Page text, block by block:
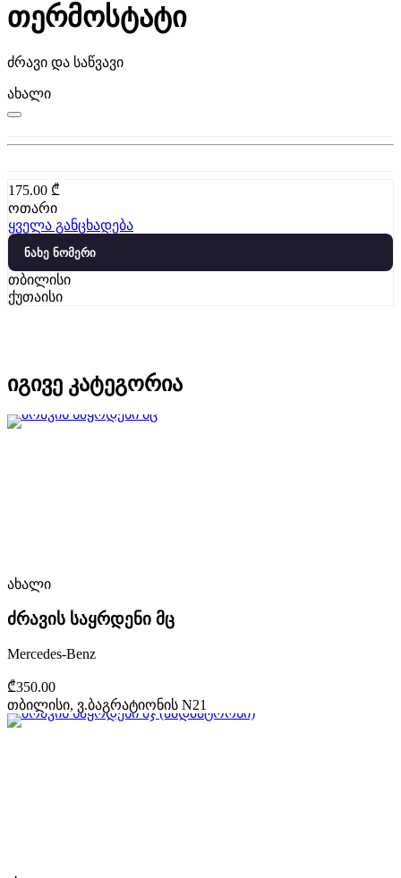
თერმოსტატი
ძრავი და საწვავი
ახალი
175.00 ₾
ოთარი
ყველა განცხადება
ნახე ნომერი
თბილისი
ქუთაისი
იგივე კატეგორია
ახალი
ძრავის საყრდენი მც
Mercedes-Benz
₾350.00
თბილისი, ვ.ბაგრატიონის N21